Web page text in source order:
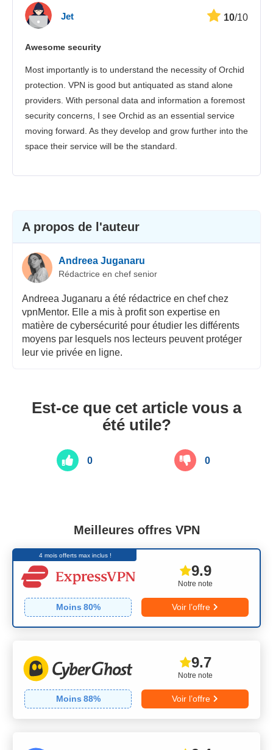
Jet 10/10
Awesome security
Most importantly is to understand the necessity of Orchid
protection. VPN is good but antiquated as stand alone
providers. With personal data and information a foremost
security concerns, I see Orchid as an essential service
moving forward. As they develop and grow further into the
space their service will be the standard.
A propos de l'auteur
Andreea Juganaru
Rédactrice en chef senior
Andreea Juganaru a été rédactrice en chef chez
vpnMentor. Elle a mis à profit son expertise en
matière de cybersécurité pour étudier les différents
moyens par lesquels nos lecteurs peuvent protéger
leur vie privée en ligne.
Est-ce que cet article vous a
été utile?
0 0
Meilleures offres VPN
4 mois offerts max inclus !
Notre note
9.9
Moins 80% Voir l’offre
Notre note
9.7
Moins 88% Voir l’offre